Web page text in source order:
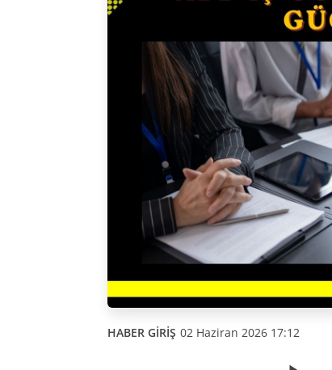
HABER GİRİŞ 02 Haziran 2026 17:12